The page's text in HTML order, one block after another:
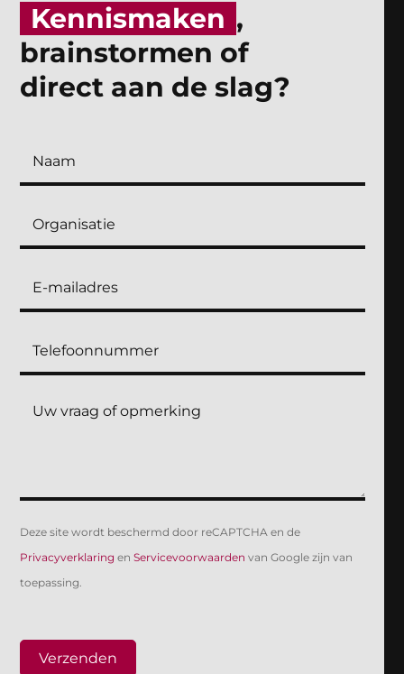
Kennismaken ,
brainstormen of
direct aan de slag?
Contactformulier
Deze site wordt beschermd door reCAPTCHA en de
Privacyverklaring enServicevoorwaarden van Google zijn van
toepassing.
Verzenden